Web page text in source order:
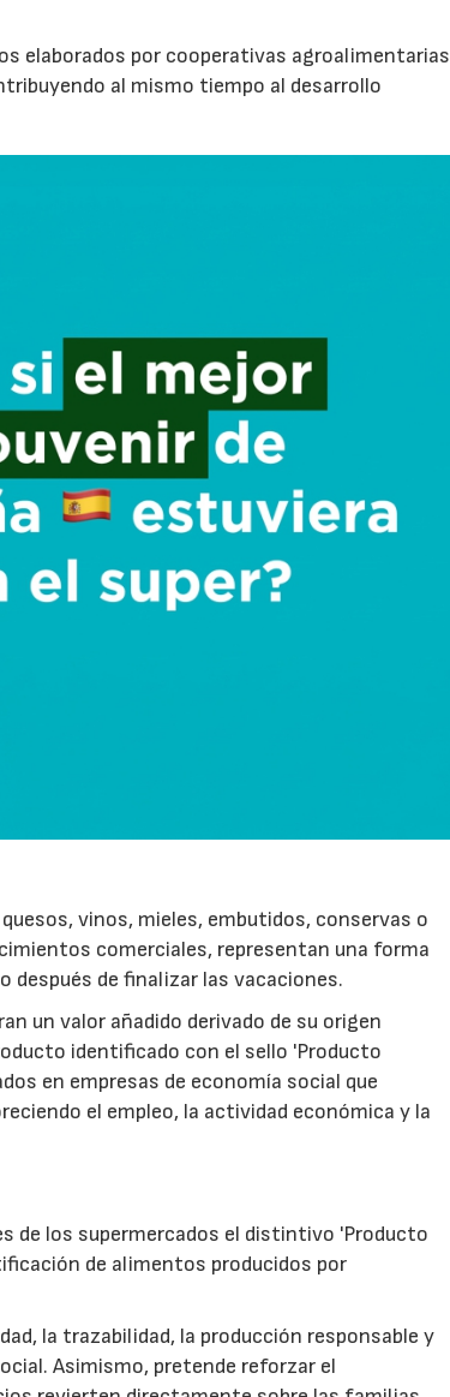
elaborados por cooperativas agroalimentarias
al mismo tiempo al desarrollo
vinos, mieles, embutidos, conservas o
comerciales, representan una forma
de finalizar las vacaciones.
un valor añadido derivado de su origen
identificado con el sello 'Producto
en empresas de economía social que
el empleo, la actividad económica y la
de los supermercados el distintivo 'Producto
de alimentos producidos por
la trazabilidad, la producción responsable y
Asimismo, pretende reforzar el